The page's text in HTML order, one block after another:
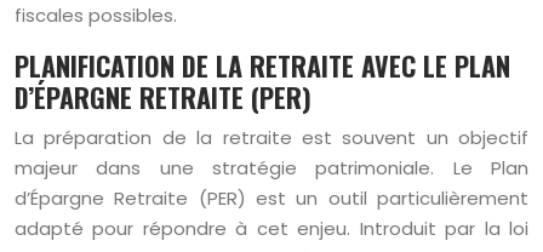
fiscales possibles.
PLANIFICATION DE LA RETRAITE AVEC LE PLAN
D’ÉPARGNE RETRAITE (PER)
La préparation de la retraite est souvent un objectif
majeur dans une stratégie patrimoniale. Le Plan
d’Épargne Retraite (PER) est un outil particulièrement
adapté pour répondre à cet enjeu. Introduit par la loi